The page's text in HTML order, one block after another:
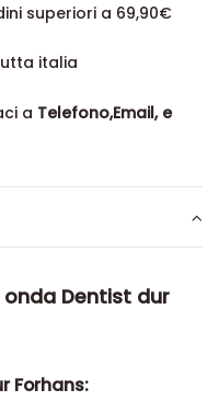
superiori a 69,90€
italia
a Telefono,Email, e
Dentist dur
Forhans: